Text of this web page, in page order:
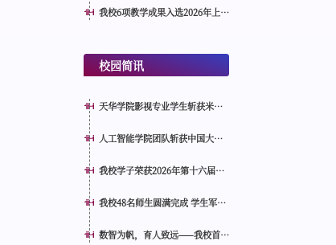
工智能大会分论坛接受表彰
我校6项教学成果入选2026年上海
校园简讯
天华学院影视专业学生斩获米兰
人工智能学院团队斩获中国大学
我校学子荣获2026年第十六届
一等奖
我校48名师生圆满完成 学生军训
数智为帆，育人致远——我校首届